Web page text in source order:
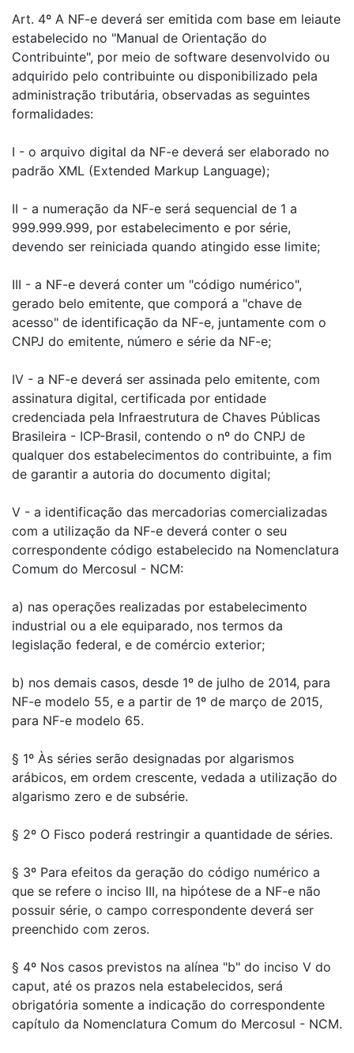
Art. 4º A NF-e deverá ser emitida com base em leiaute
estabelecido no "Manual de Orientação do
Contribuinte", por meio de software desenvolvido ou
adquirido pelo contribuinte ou disponibilizado pela
administração tributária, observadas as seguintes
formalidades:
I - o arquivo digital da NF-e deverá ser elaborado no
padrão XML (Extended Markup Language);
II - a numeração da NF-e será sequencial de 1 a
999.999.999, por estabelecimento e por série,
devendo ser reiniciada quando atingido esse limite;
III - a NF-e deverá conter um "código numérico",
gerado belo emitente, que comporá a "chave de
acesso" de identificação da NF-e, juntamente com o
CNPJ do emitente, número e série da NF-e;
IV - a NF-e deverá ser assinada pelo emitente, com
assinatura digital, certificada por entidade
credenciada pela Infraestrutura de Chaves Públicas
Brasileira - ICP-Brasil, contendo o nº do CNPJ de
qualquer dos estabelecimentos do contribuinte, a fim
de garantir a autoria do documento digital;
V - a identificação das mercadorias comercializadas
com a utilização da NF-e deverá conter o seu
correspondente código estabelecido na Nomenclatura
Comum do Mercosul - NCM:
a) nas operações realizadas por estabelecimento
industrial ou a ele equiparado, nos termos da
legislação federal, e de comércio exterior;
b) nos demais casos, desde 1º de julho de 2014, para
NF-e modelo 55, e a partir de 1º de março de 2015,
para NF-e modelo 65.
§ 1º Às séries serão designadas por algarismos
arábicos, em ordem crescente, vedada a utilização do
algarismo zero e de subsérie.
§ 2º O Fisco poderá restringir a quantidade de séries.
§ 3º Para efeitos da geração do código numérico a
que se refere o inciso III, na hipótese de a NF-e não
possuir série, o campo correspondente deverá ser
preenchido com zeros.
§ 4º Nos casos previstos na alínea "b" do inciso V do
caput, até os prazos nela estabelecidos, será
obrigatória somente a indicação do correspondente
capítulo da Nomenclatura Comum do Mercosul - NCM.